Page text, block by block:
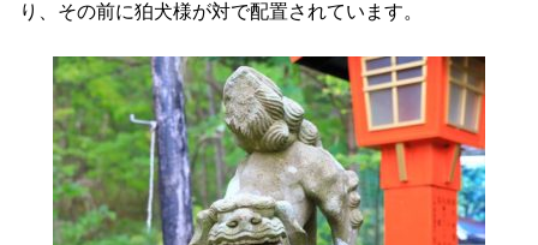
り、その前に狛犬様が対で配置されています。